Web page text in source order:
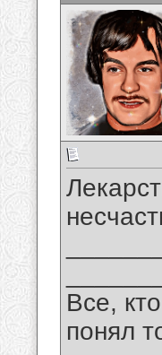
Все,
понял